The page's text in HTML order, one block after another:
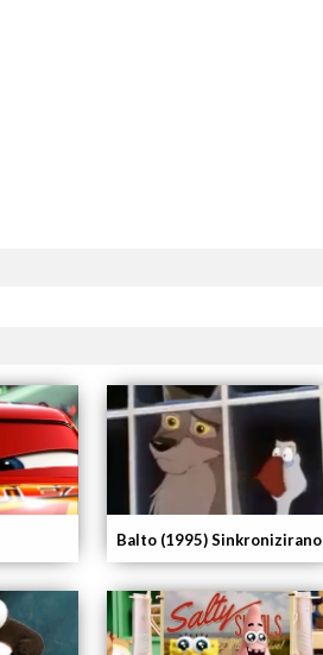
Balto (1995) Sinkronizirano